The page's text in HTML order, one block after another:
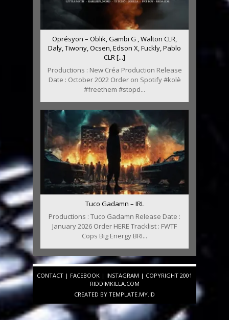
Oprésyon – Oblik, Gambi G , Walton CLR,
Daly, Tiwony, Ocsen, Edson X, Fuckly, Pablo
CLR [...]
Productions : New Créa Production Release
Date : October 2022 Order on Spotify #kolè
#freethem #stopd...
Tuco Gadamn – IRL
Productions : Tuco Gadamn Release Date :
January 2026 Order HERE Tracklist : FWTF
Cops Big Energy BRI...
CONTACT | FACEBOOK | INSTAGRAM | COPYRIGHT 2001
RIDDIMKILLA.COM
CREATED BY TEMPLATE.MY.ID